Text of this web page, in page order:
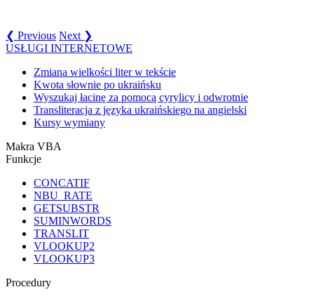
❮ Previous Next ❯
USŁUGI INTERNETOWE
Zmiana wielkości liter w tekście
Kwota słownie po ukraińsku
Wyszukaj łacinę za pomocą cyrylicy i odwrotnie
Transliteracja z języka ukraińskiego na angielski
Kursy wymiany
Makra VBA
Funkcje
CONCATIF
NBU_RATE
GETSUBSTR
SUMINWORDS
TRANSLIT
VLOOKUP2
VLOOKUP3
Procedury